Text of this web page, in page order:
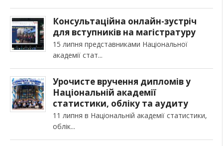
Консультаційна онлайн-зустріч
для вступників на магістратуру
15 липня представниками Національної
академії стат
Урочисте вручення дипломів у
Національній академії
статистики, обліку та аудиту
11 липня в Національній академії статистики,
облік